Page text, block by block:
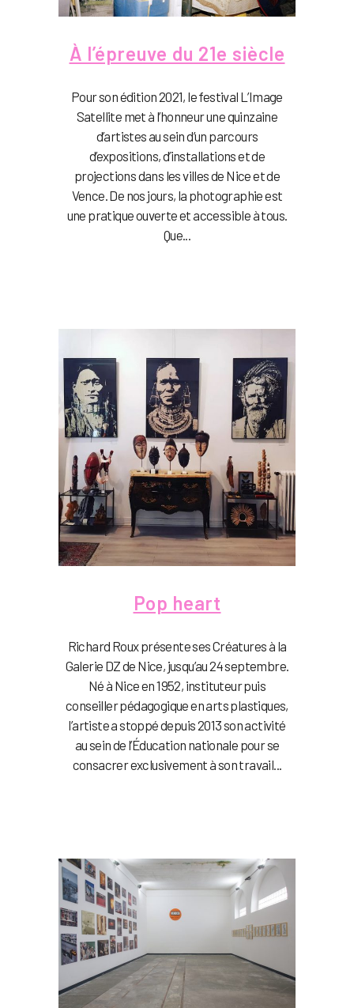
À l’épreuve du 21e siècle
Pour son édition 2021, le festival L’Image
Satellite met à l’honneur une quinzaine
d’artistes au sein d’un parcours
d’expositions, d’installations et de
projections dans les villes de Nice et de
Vence. De nos jours, la photographie est
une pratique ouverte et accessible à tous.
Que...
Pop heart
Richard Roux présente ses Créatures à la
Galerie DZ de Nice, jusqu’au 24 septembre.
Né à Nice en 1952, instituteur puis
conseiller pédagogique en arts plastiques,
l’artiste a stoppé depuis 2013 son activité
au sein de l’Éducation nationale pour se
consacrer exclusivement à son travail...